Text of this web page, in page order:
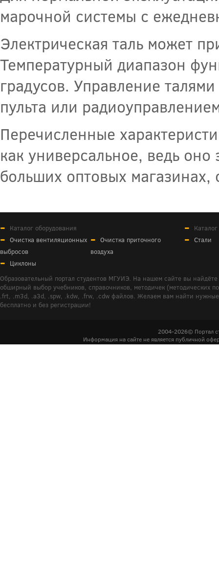
марочной системы с
Электрическая таль может
Температурный диапазон
градусов. Управление
пульта или
Перечисленные
как универсальное, ведь
больших оптовых магазинах,
Каталог оборудования
Очистка вентиляционных
выбросов
Очистка приточного
воздуха
Циклоны
Стали
Образовательный портал студентов МГУИЭ. На нашем сайте вы
обширный выбор учебников, справочников, методичек (методических
.frt, .m3d, .a3d, .spw, .kdw, .frw, .cdw файлов. Желаем вам найти
бесплатно и без регистрации!
2004-2026© Портал
Информация на сайте не является публичной